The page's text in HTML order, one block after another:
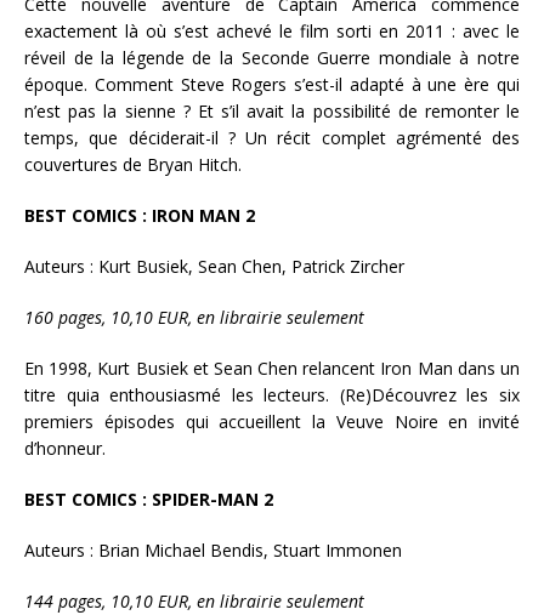
exactement là où s’est achevé le film sorti en 2011 : avec le
réveil de la légende de la Seconde Guerre mondiale à notre
époque. Comment Steve Rogers s’est-il adapté à une ère qui
n’est pas la sienne ? Et s’il avait la possibilité de remonter le
temps, que déciderait-il ? Un récit complet agrémenté des
couvertures de Bryan Hitch.
BEST COMICS : IRON MAN 2
Auteurs : Kurt Busiek, Sean Chen, Patrick Zircher
160 pages, 10,10 EUR, en librairie seulement
En 1998, Kurt Busiek et Sean Chen relancent Iron Man dans un
titre quia enthousiasmé les lecteurs. (Re)Découvrez les six
premiers épisodes qui accueillent la Veuve Noire en invité
d’honneur.
BEST COMICS : SPIDER-MAN 2
Auteurs : Brian Michael Bendis, Stuart Immonen
144 pages, 10,10 EUR, en librairie seulement